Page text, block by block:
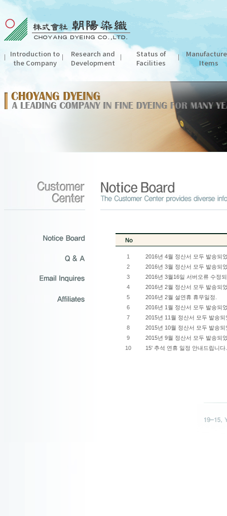
Introduction to
the Company
Research and
Development
Status of
Facilities
Items
1
2016년 4월 정산서 모두 발송되
2
2016년 3월 정산서 모두 발송되
3
2016년 3월16일 서버오류 수정
4
2016년 2월 정산서 모두 발송되
5
2016년 2월 설연휴 휴무일정.
6
2016년 1월 정산서 모두 발송되
7
2015년 11월 정산서 모두 발송되
8
2015년 10월 정산서 모두 발송되
9
2015년 9월 정산서 모두 발송되
10
15' 추석 연휴 일정 안내드립니다.